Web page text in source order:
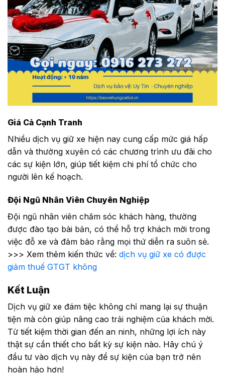
Giá Cả Cạnh Tranh
Nhiều dịch vụ giữ xe hiện nay cung cấp mức giá hấp
dẫn và thường xuyên có các chương trình ưu đãi cho
các sự kiện lớn, giúp tiết kiệm chi phí tổ chức cho
người lên kế hoạch.
Đội Ngũ Nhân Viên Chuyên Nghiệp
Đội ngũ nhân viên chăm sóc khách hàng, thường
được đào tạo bài bản, có thể hỗ trợ khách mời trong
việc đỗ xe và đảm bảo rằng mọi thứ diễn ra suôn sẻ.
>>> Xem thêm kiến thức về: dịch vụ giữ xe có được
giảm thuế GTGT không
Kết Luận
Dịch vụ giữ xe đám tiệc không chỉ mang lại sự thuận
tiện mà còn giúp nâng cao trải nghiệm của khách mời.
Từ tiết kiệm thời gian đến an ninh, những lợi ích này
thật sự cần thiết cho bất kỳ sự kiện nào. Hãy chú ý
đầu tư vào dịch vụ này để sự kiện của bạn trở nên
hoàn hảo hơn!